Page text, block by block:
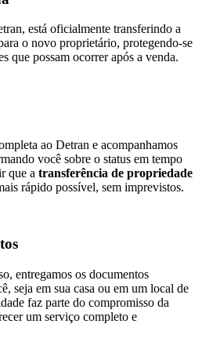
está oficialmente transferindo a
o novo proprietário, protegendo-se
que possam ocorrer após a venda.
ao Detran e acompanhamos
você sobre o status em tempo
que a transferência de propriedade
rápido possível, sem imprevistos.
entregamos os documentos
seja em sua casa ou em um local de
faz parte do compromisso da
um serviço completo e